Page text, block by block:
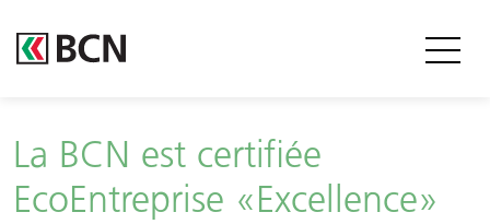
La BCN est certifiée
EcoEntreprise «Excellence»